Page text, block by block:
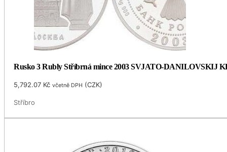
Rusko 3 Rubly Stříbrná mince 2003 SVJATO-DANILOVSKIJ
5,792.07 Kč včetně DPH (CZK)
Stříbro